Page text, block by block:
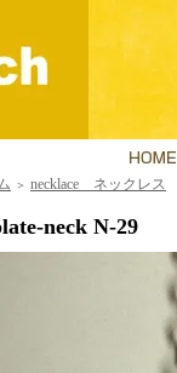
＞ necklace ネックレス
neck N-29